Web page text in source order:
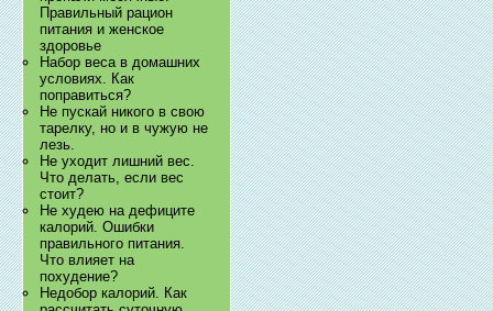
Правильный рацион
питания и женское
здоровье
Набор веса в домашних
условиях. Как
поправиться?
Не пускай никого в свою
тарелку, но и в чужую не
лезь.
Не уходит лишний вес.
Что делать, если вес
стоит?
Не худею на дефиците
калорий. Ошибки
правильного питания.
Что влияет на
похудение?
Недобор калорий. Как